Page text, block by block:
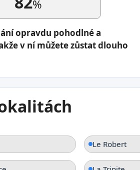
%
opravdu pohodlné a
v ní můžete zůstat dlouho
Le Robert